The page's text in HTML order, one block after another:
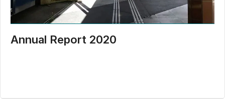
Annual Report 2020